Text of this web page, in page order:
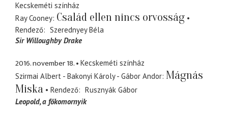
Kecskeméti színház
Ray Cooney Család ellen nincs orvosság
Rendező
Szerednyey Béla
Sir Willoughby Drake
2016. november 18.
Kecskeméti színház
Szirmai Albert - Bakonyi Károly - Gábor Andor Mágnás
Miska
Rendező
Rusznyák Gábor
Leopold a főkomornyik